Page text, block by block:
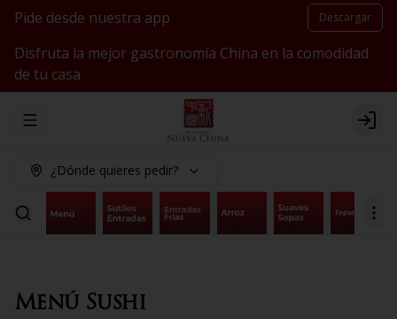
Pide desde nuestra app Descargar
Disfruta la mejor gastronomía China en la comodidad
de tu casa
Abrir menu de navegación Login
¿Dónde quieres pedir?
Menú Sushi